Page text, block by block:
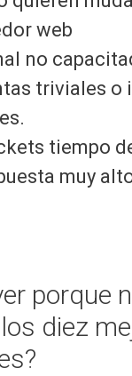
web
no
triviales o
tiempo
muy
porque
diez